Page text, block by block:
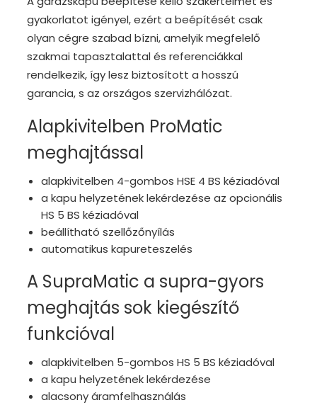
gyakorlatot igényel, ezért a beépítését csak
olyan cégre szabad bízni, amelyik megfelelő
szakmai tapasztalattal és referenciákkal
rendelkezik, így lesz biztosított a hosszú
garancia, s az országos szervizhálózat.
Alapkivitelben ProMatic
meghajtással
alapkivitelben 4-gombos HSE 4 BS kéziadóval
a kapu helyzetének lekérdezése az opcionális
HS 5 BS kéziadóval
beállítható szellőzőnyílás
automatikus kapureteszelés
A SupraMatic a supra-gyors
meghajtás sok kiegészítő
funkcióval
alapkivitelben 5-gombos HS 5 BS kéziadóval
a kapu helyzetének lekérdezése
alacsony áramfelhasználás